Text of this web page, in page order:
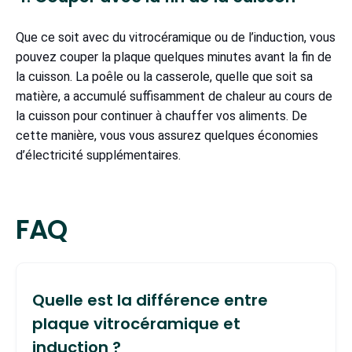
Que ce soit avec du vitrocéramique ou de l’induction, vous
pouvez couper la plaque quelques minutes avant la fin de
la cuisson. La poêle ou la casserole, quelle que soit sa
matière, a accumulé suffisamment de chaleur au cours de
la cuisson pour continuer à chauffer vos aliments. De
cette manière, vous vous assurez quelques économies
d’électricité supplémentaires.
FAQ
Quelle est la différence entre
plaque vitrocéramique et
induction ?